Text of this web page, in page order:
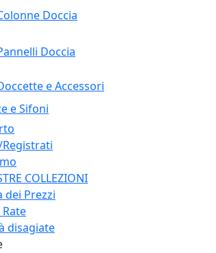
Doccia
Doccia
e Accessori
e Sifoni
COLLEZIONI
dei Prezzi
Rate
disagiate